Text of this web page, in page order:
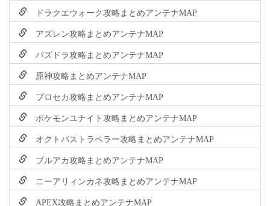
ドラクエウォーク攻略まとめアンテナMAP
アズレン攻略まとめアンテナMAP
パズドラ攻略まとめアンテナMAP
原神攻略まとめアンテナMAP
プロセカ攻略まとめアンテナMAP
ポケモンユナイト攻略まとめアンテナMAP
オクトパストラベラー攻略まとめアンテナMAP
ブルアカ攻略まとめアンテナMAP
ニーアリィンカネ攻略まとめアンテナMAP
APEX攻略まとめアンテナMAP